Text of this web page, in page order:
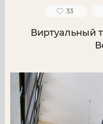
33
Виртуальный